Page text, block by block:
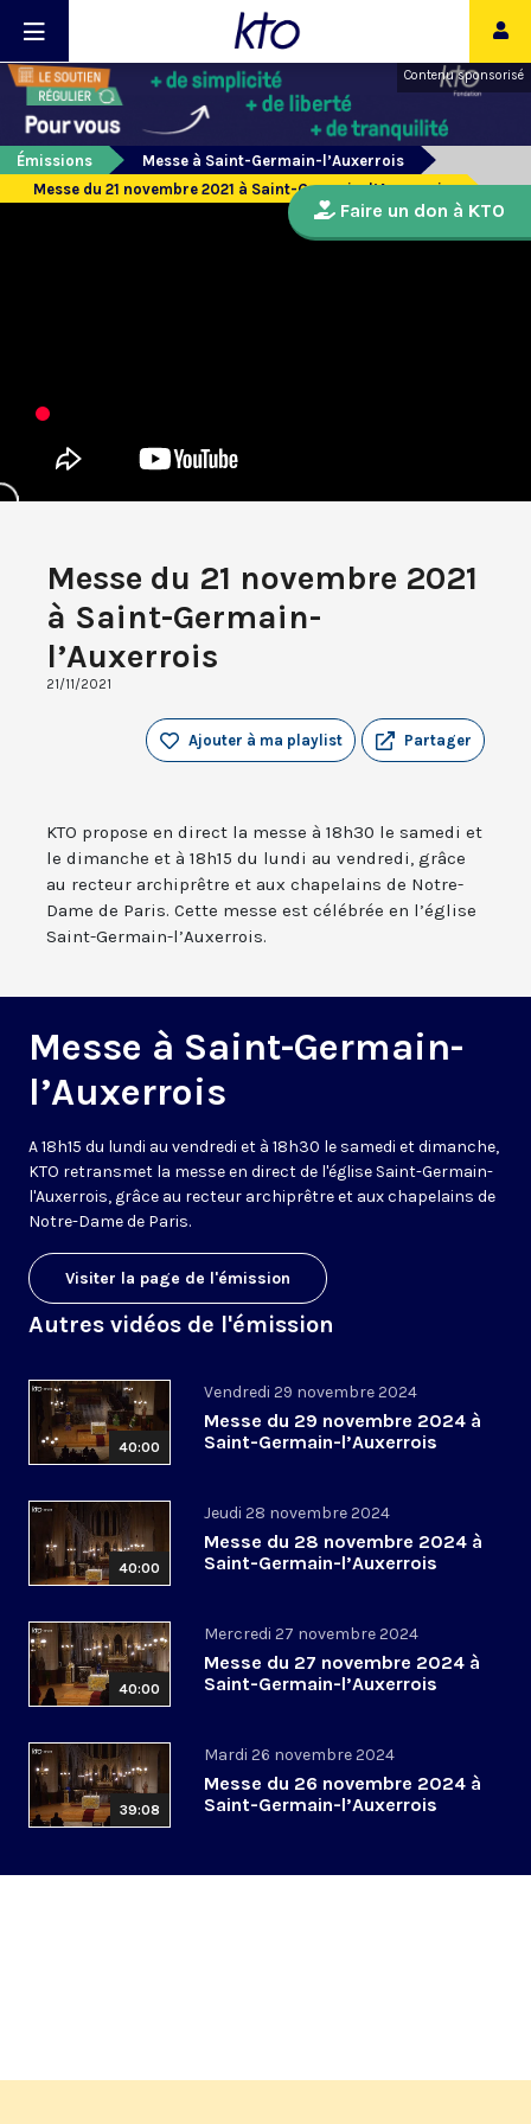
Contenu sponsorisé
Émissions
Messe à Saint-Germain-l’Auxerrois
Messe du 21 novembre 2021 à Saint-Germain-l’Auxerrois
Messe du 21 novembre 2021
à Saint-Germain-
l’Auxerrois
21/11/2021
Partager
Ajouter à ma playlist
KTO propose en direct la messe à 18h30 le samedi et
le dimanche et à 18h15 du lundi au vendredi, grâce
au recteur archiprêtre et aux chapelains de Notre-
Dame de Paris. Cette messe est célébrée en l’église
Saint-Germain-l’Auxerrois.
Messe à Saint-Germain-
l’Auxerrois
A 18h15 du lundi au vendredi et à 18h30 le samedi et dimanche,
KTO retransmet la messe en direct de l'église Saint-Germain-
l'Auxerrois, grâce au recteur archiprêtre et aux chapelains de
Notre-Dame de Paris.
Visiter la page de l'émission
Autres vidéos de l'émission
40:00
Vendredi 29 novembre 2024
Messe du 29 novembre 2024 à
Saint-Germain-l’Auxerrois
40:00
Jeudi 28 novembre 2024
Messe du 28 novembre 2024 à
Saint-Germain-l’Auxerrois
40:00
Mercredi 27 novembre 2024
Messe du 27 novembre 2024 à
Saint-Germain-l’Auxerrois
39:08
Mardi 26 novembre 2024
Messe du 26 novembre 2024 à
Saint-Germain-l’Auxerrois
Faire un don à KTO